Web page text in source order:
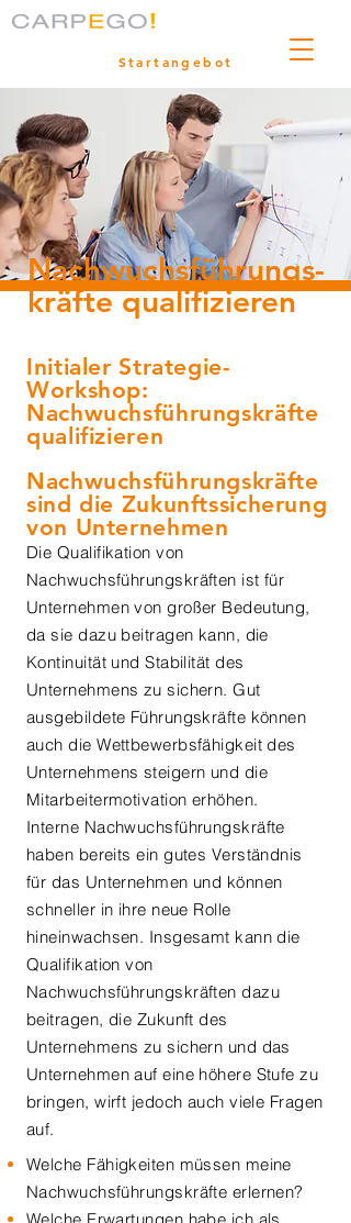
Startangebot
Nachwuchsführungs-
kräfte qualifizieren
Initialer Strategie-
Workshop:
Nachwuchsführungskräfte
qualifizieren
Nachwuchsführungskräfte
sind die Zukunftssicherung
von Unternehmen
Die Qualifikation von
Nachwuchsführungskräften ist für
Unternehmen von großer Bedeutung,
da sie dazu beitragen kann, die
Kontinuität und Stabilität des
Unternehmens zu sichern. Gut
ausgebildete Führungskräfte können
auch die Wettbewerbsfähigkeit des
Unternehmens steigern und die
Mitarbeitermotivation erhöhen.
Interne Nachwuchsführungskräfte
haben bereits ein gutes Verständnis
für das Unternehmen und können
schneller in ihre neue Rolle
hineinwachsen. Insgesamt kann die
Qualifikation von
Nachwuchsführungskräften dazu
beitragen, die Zukunft des
Unternehmens zu sichern und das
Unternehmen auf eine höhere Stufe zu
bringen, wirft jedoch auch viele Fragen
auf.
Welche Fähigkeiten müssen meine
Nachwuchsführungskräfte erlernen?